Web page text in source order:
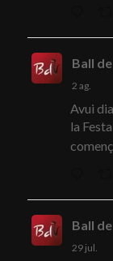
Ball
2 ag.
Avui
la
Ball
29 jul.